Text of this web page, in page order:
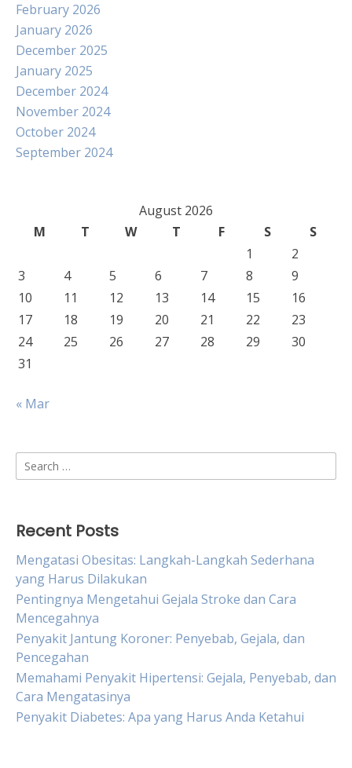
February 2026
January 2026
December 2025
January 2025
December 2024
November 2024
October 2024
September 2024
August 2026
M
T W T F S
S
1
2
3
4 5 6 7 8
9
10
11 12 13 14 15
16
17
18 19 20 21 22
23
24
25 26 27 28 29
30
31
« Mar
Search
for:
Recent Posts
Mengatasi Obesitas: Langkah-Langkah Sederhana
yang Harus Dilakukan
Pentingnya Mengetahui Gejala Stroke dan Cara
Mencegahnya
Penyakit Jantung Koroner: Penyebab, Gejala, dan
Pencegahan
Memahami Penyakit Hipertensi: Gejala, Penyebab, dan
Cara Mengatasinya
Penyakit Diabetes: Apa yang Harus Anda Ketahui